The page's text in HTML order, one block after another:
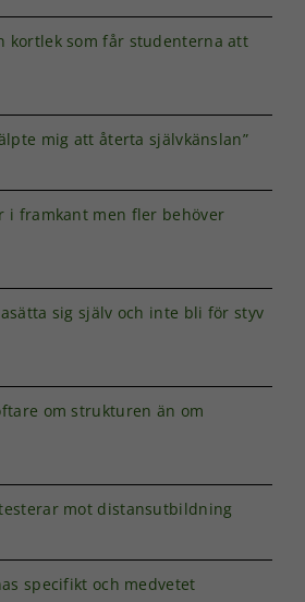
kortlek som får studenterna att
mig att återta självkänslan”
i framkant men fler behöver
sig själv och inte bli för styv
om strukturen än om
mot distansutbildning
specifikt och medvetet